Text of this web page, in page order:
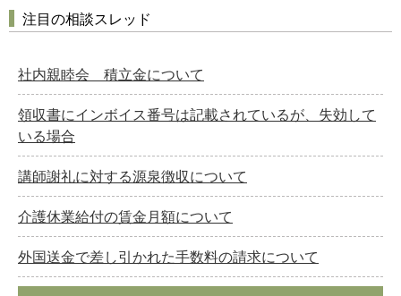
注目の相談スレッド
社内親睦会 積立金について
領収書にインボイス番号は記載されているが、失効して
いる場合
講師謝礼に対する源泉徴収について
介護休業給付の賃金月額について
外国送金で差し引かれた手数料の請求について